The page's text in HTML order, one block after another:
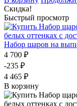
Скидка!
Быстрый просмотр
Набор шаров на
4 700 ₽
-235 ₽
4 465 ₽
В корзину